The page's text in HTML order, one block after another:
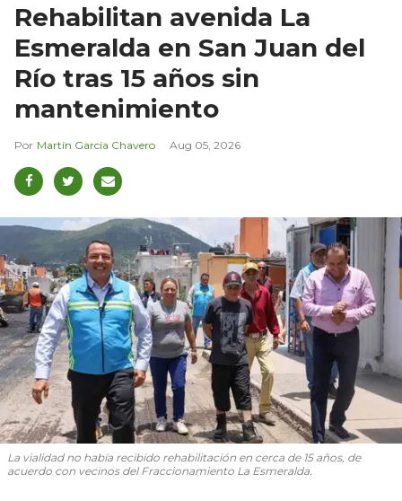
Rehabilitan avenida La
Esmeralda en San Juan del
Río tras 15 años sin
mantenimiento
Martín García Chavero Aug 05, 2026
La vialidad no había recibido rehabilitación en cerca de 15 años, de
acuerdo con vecinos del Fraccionamiento La Esmeralda.